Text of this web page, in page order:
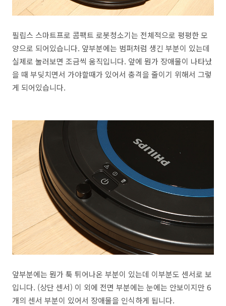
필립스 스마트프로 콤팩트 로봇청소기는 전체적으로 평평한 모
양으로 되어있습니다. 앞부분에는 범퍼처럼 생긴 부분이 있는데
실제로 눌러보면 조금씩 움직입니다. 앞에 뭔가 장애물이 나타났
을 때 부딪치면서 가야할때가 있어서 충격을 줄이기 위해서 그렇
게 되어있습니다.
앞부분에는 뭔가 툭 튀어나온 부분이 있는데 이부분도 센서로 보
입니다. (상단 센서) 이 외에 전면 부분에는 눈에는 안보이지만 6
개의 센서 부분이 있어서 장애물을 인식하게 됩니다.